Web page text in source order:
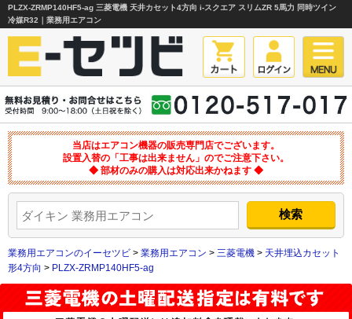
PLZX-ZRMP140HF5-ag 三菱電機 天井カセット4方向 i-スクエア スリムZR 5馬力 同時ツイン
冷媒R32｜業務用エアコン
当店はエアコン機器の販売専門店でございます。
設置入替の「工事は出来ません」のでご注意下さい。
◆ 部材のみの購入は対応出来かねます ◆
業務用エアコンのイーセツビ > 業務用エアコン > 三菱電機 > 天井埋込カセット
形4方向 > PLZX-ZRMP140HF5-ag